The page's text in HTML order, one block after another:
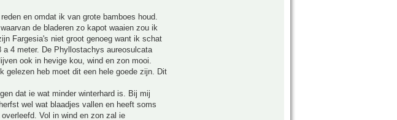
en omdat ik van grote bamboes houd.
de bladeren zo kapot waaien zou ik
Fargesia's niet groot genoeg want ik schat
4 meter. De Phyllostachys aureosulcata
ook in hevige kou, wind en zon mooi.
gelezen heb moet dit een hele goede zijn. Dit
dat ie wat minder winterhard is. Bij mij
wel wat blaadjes vallen en heeft soms
Vol in wind en zon zal ie